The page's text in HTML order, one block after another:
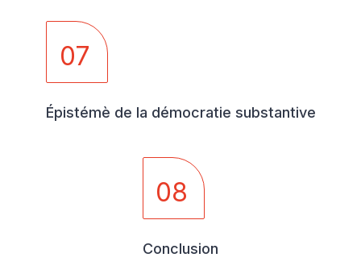
07
Épistémè de la démocratie substantive
08
Conclusion